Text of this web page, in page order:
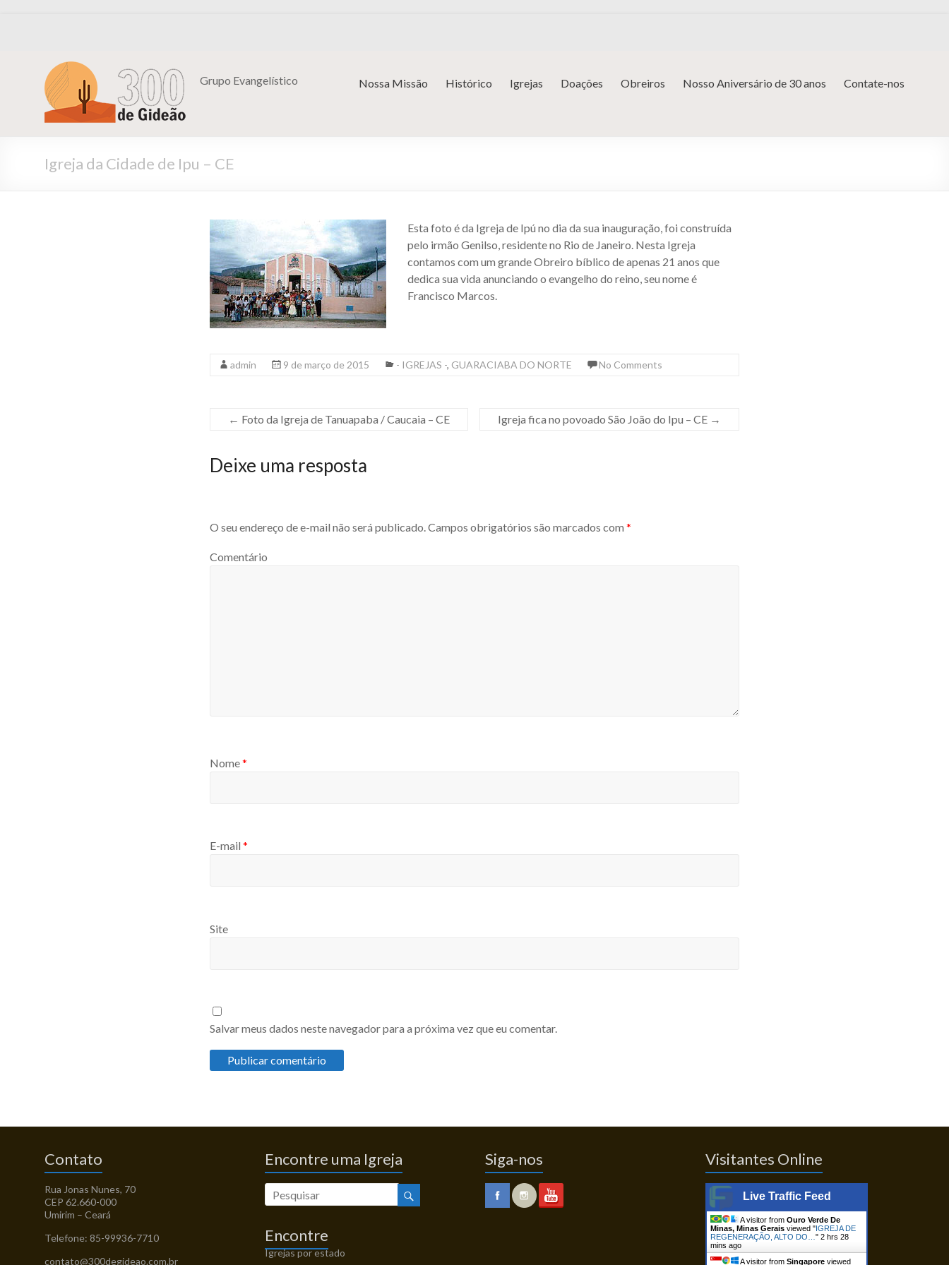
Grupo Evangelístico Nossa Missão Histórico Igrejas Doações Obreiros Nosso Aniversário de 30 anos Contate-nos
Igreja da Cidade de Ipu – CE
Esta foto é da Igreja de Ipú no dia da sua inauguração, foi construída
pelo irmão Genilso, residente no Rio de Janeiro. Nesta Igreja
contamos com um grande Obreiro bíblico de apenas 21 anos que
dedica sua vida anunciando o evangelho do reino, seu nome é
Francisco Marcos.
admin 9 de março de 2015 - IGREJAS -, GUARACIABA DO NORTE No Comments
← Foto da Igreja de Tanuapaba / Caucaia – CE Igreja fica no povoado São João do Ipu – CE →
Deixe uma resposta
O seu endereço de e-mail não será publicado.Campos obrigatórios são marcados com *
Comentário
Nome*
E-mail *
Site
Salvar meus dados neste navegador para a próxima vez que eu comentar.
Contato
Rua Jonas Nunes, 70
CEP 62.660-000
Umirim – Ceará
Telefone: 85-99936-7710
contato@300degideao.com.br
Encontre uma Igreja
Encontre
Igrejas por estado
Siga-nos Visitantes Online
Live Traffic Feed
A visitor from Ouro Verde De
Minas, Minas Gerais viewed " IGREJA DE
REGENERAÇÃO, ALTO DO… " 2 hrs 28
mins ago
A visitor from Singapore viewed